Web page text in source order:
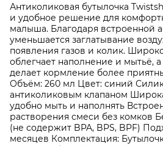
Антиколиковая бутылочка
и удобное решение для
малыша. Благодаря встроенной
уменьшается заглатывание
появления газов и колик.
облегчает наполнение и мытьё,
делает кормление более
Объём: 260 мл Цвет: синий
антиколиковым клапаном
удобно мыть и наполнять
растворения смеси без комков
(не содержит BPA, BPS, BPF)
месяцев Комплектация: